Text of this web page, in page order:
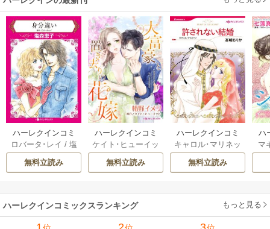
ハーレクインコミ
ックス セット 202
6年 vol.1210 1巻
ロバータ･レイ / 塩
森恵子 /ケイトリ
ン･クルーズ/
ウィルクス/小林博
美/キャロル･マリ
ネッリ/緒形裕美
無料立読み
ハーレクインコミ
ックス セット 202
6年 vol.1148 1巻
ケイト･ヒューイッ
椿野イメリ
コル･バーナム
ヒングル/秋乃なな
み
無料立読み
ハーレクインコミ
ックス セット 202
6年 vol.1095 1巻
キャロル･マリネッ
杏崎もりか
ャロライン･ジャン
無料立読み
ハ
ッ
マ
ハーレクインコミックスランキング もっと見る